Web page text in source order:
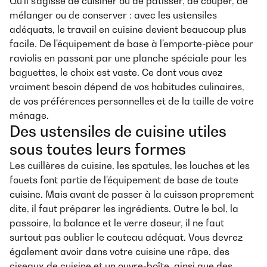
mélanger ou de conserver : avec les ustensiles
adéquats, le travail en cuisine devient beaucoup plus
facile. De l'équipement de base à l'emporte-pièce pour
raviolis en passant par une planche spéciale pour les
baguettes, le choix est vaste. Ce dont vous avez
vraiment besoin dépend de vos habitudes culinaires,
de vos préférences personnelles et de la taille de votre
ménage.
Des ustensiles de cuisine utiles
sous toutes leurs formes
Les cuillères de cuisine, les spatules, les louches et les
fouets font partie de l'équipement de base de toute
cuisine. Mais avant de passer à la cuisson proprement
dite, il faut préparer les ingrédients. Outre le bol, la
passoire, la balance et le verre doseur, il ne faut
surtout pas oublier le couteau adéquat. Vous devrez
également avoir dans votre cuisine une râpe, des